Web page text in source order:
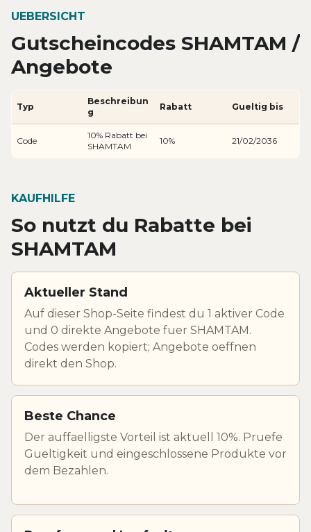
UEBERSICHT
Gutscheincodes SHAMTAM /
Angebote
Typ
Beschreibun
g
Rabatt Gueltig bis
Code
10% Rabatt bei
SHAMTAM
10% 21/02/2036
KAUFHILFE
So nutzt du Rabatte bei
SHAMTAM
Aktueller Stand
Auf dieser Shop-Seite findest du 1 aktiver Code
und 0 direkte Angebote fuer SHAMTAM.
Codes werden kopiert; Angebote oeffnen
direkt den Shop.
Beste Chance
Der auffaelligste Vorteil ist aktuell 10%. Pruefe
Gueltigkeit und eingeschlossene Produkte vor
dem Bezahlen.